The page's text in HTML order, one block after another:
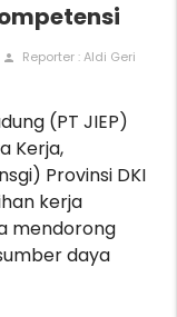
person
Reporter : Aldi Geri
(PT JIEP)
Kerja,
Provinsi DKI
kerja
mendorong
daya